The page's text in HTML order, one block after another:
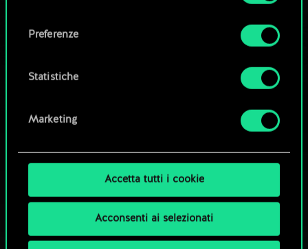
Tutti i dettagli su come utilizziamo i cookie e su
disponibili nel menu "Impostazioni" qui sotto.
Preferenze
Statistiche
Marketing
Accetta tutti i cookie
Acconsenti ai selezionati
Esplora i mazzi della community